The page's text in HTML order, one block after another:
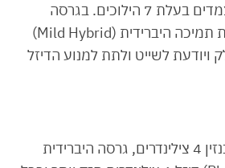
אוטומטית כפולת מצמדים בעלת 7 הילוכים. בגרסה
הזאת הותקנה מערכת תמיכה היברידית (Mild Hybrid)
ויודעת לשייט ולתת למנוע הדיזל
בהמשך יוצעו מנועי בנזין 4 צילינדרים, גרסה היברידית